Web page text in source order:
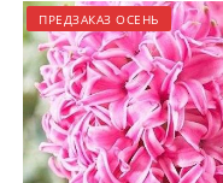
ПРЕДЗАКАЗ ОСЕНЬ